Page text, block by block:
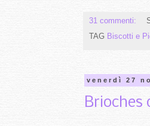
31 commenti:
TAG Biscotti e
venerdì 27
Brioches